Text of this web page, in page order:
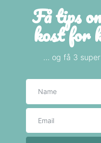
Få tips
kost for
… og få 3